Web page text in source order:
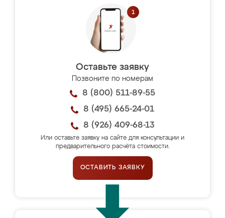
Оставьте заявку
Позвоните по номерам
8 (800) 511-89-55
8 (495) 665-24-01
8 (926) 409-68-13
Или оставьте заявку на сайте для консультации и
предварительного расчёта стоимости.
ОСТАВИТЬ ЗАЯВКУ